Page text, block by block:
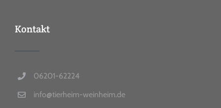
Kontakt
06201-62224
info@tierheim-weinheim.de